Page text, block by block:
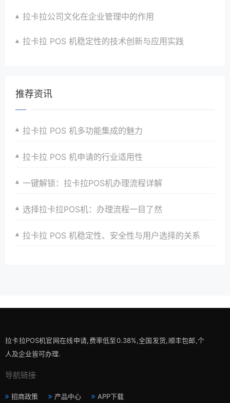
拉卡拉公司文化在企业管理中的作用
拉卡拉 POS 机稳定性的技术创新与应用实践
推荐资讯
拉卡拉 POS 机多功能集成的魅力
拉卡拉 POS 机申请的行业适用性
一键解锁：拉卡拉POS机办理流程详解
选择拉卡拉POS机：办理流程一目了然
拉卡拉 POS 机稳定性、安全性与用户选择的关系
拉卡拉POS机官网在线申请,费率低至0.38%,全国发货,顺丰包邮,个
人及企业皆可办理.
导航链接
招商政策 产品中心 APP下载